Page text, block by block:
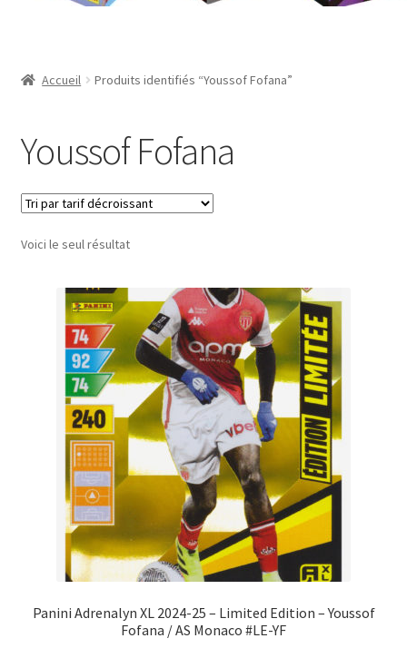
Mon compte
Panier
Validation de la commande
Accueil Produits identifiés “Youssof Fofana”
Youssof Fofana
Voici le seul résultat
Panini Adrenalyn XL 2024-25 – Limited Edition – Youssof
Fofana / AS Monaco #LE-YF